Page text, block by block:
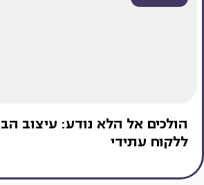
הולכים אל הלא נודע: עיצוב
ללקוח עתידי